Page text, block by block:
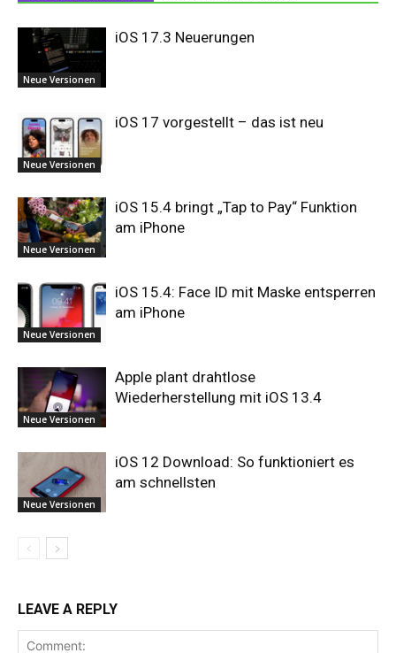
Neue Versionen
iOS 17.3 Neuerungen
Neue Versionen
iOS 17 vorgestellt – das ist neu
Neue Versionen
iOS 15.4 bringt „Tap to Pay“ Funktion
am iPhone
Neue Versionen
iOS 15.4: Face ID mit Maske entsperren
am iPhone
Neue Versionen
Apple plant drahtlose
Wiederherstellung mit iOS 13.4
Neue Versionen
iOS 12 Download: So funktioniert es
am schnellsten
LEAVE A REPLY